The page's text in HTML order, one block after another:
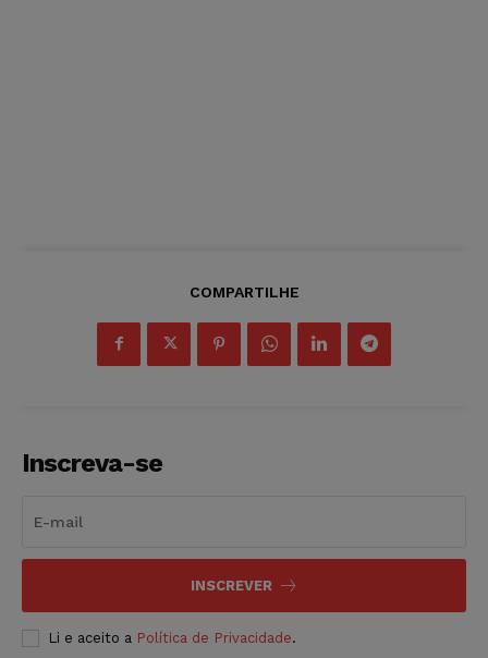
COMPARTILHE
Inscreva-se
INSCREVER
Li e aceito a Política de Privacidade.